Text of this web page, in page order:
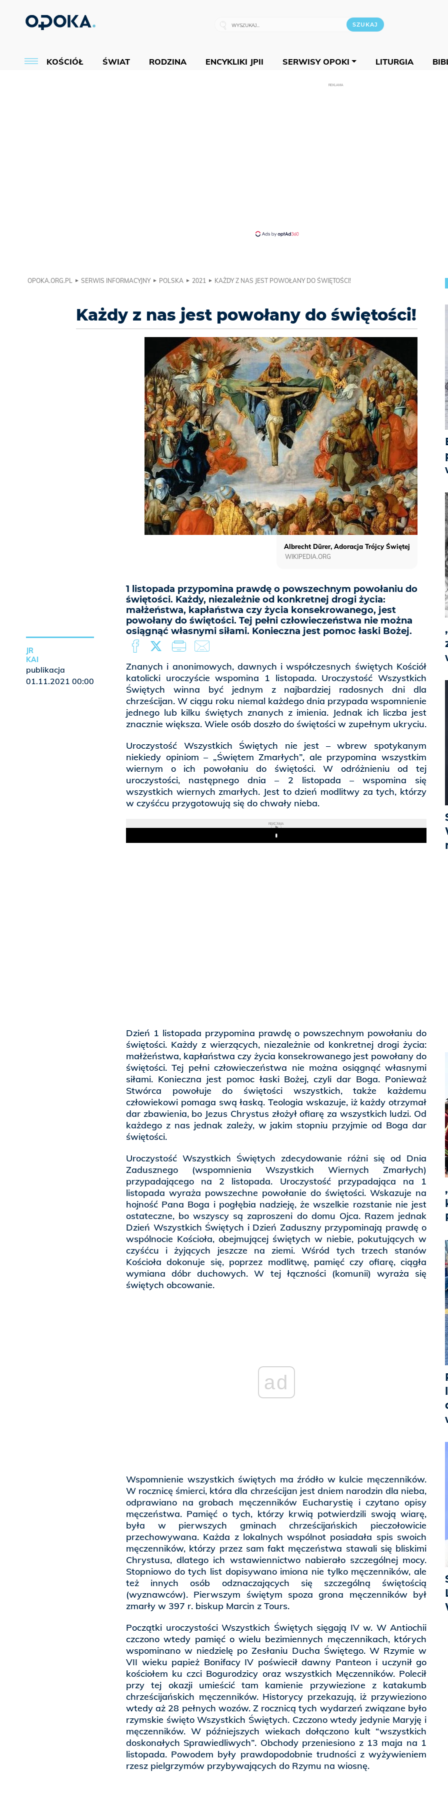
KOŚCIÓŁ ŚWIAT RODZINA ENCYKLIKI JPII SERWISY OPOKI LITURGIA
REKLAMA
OPOKA.ORG.PL SERWIS INFORMACYJNY POLSKA 2021 KAŻDY Z NAS JEST POWOŁANY DO ŚWIĘTOŚCI!
Każdy z nas jest powołany do świętości!
1 listopada przypomina prawdę o powszechnym powołaniu do
świętości. Każdy, niezależnie od konkretnej drogi życia:
małżeństwa, kapłaństwa czy życia konsekrowanego, jest
powołany do świętości. Tej pełni człowieczeństwa nie można
osiągnąć własnymi siłami. Konieczna jest pomoc łaski Bożej.
Albrecht Dürer, Adoracja Trójcy Świętej
WIKIPEDIA.ORG
Znanych i anonimowych, dawnych i współczesnych świętych Kościół
katolicki uroczyście wspomina 1 listopada. Uroczystość Wszystkich
Świętych winna być jednym z najbardziej radosnych dni dla
chrześcijan. W ciągu roku niemal każdego dnia przypada wspomnienie
jednego lub kilku świętych znanych z imienia. Jednak ich liczba jest
znacznie większa. Wiele osób doszło do świętości w zupełnym ukryciu.
Uroczystość Wszystkich Świętych nie jest – wbrew spotykanym
niekiedy opiniom – „Świętem Zmarłych”, ale przypomina wszystkim
wiernym o ich powołaniu do świętości. W odróżnieniu od tej
uroczystości, następnego dnia – 2 listopada – wspomina się
wszystkich wiernych zmarłych. Jest to dzień modlitwy za tych, którzy
w czyśćcu przygotowują się do chwały nieba.
REKLAMA
Play
Dzień 1 listopada przypomina prawdę o powszechnym powołaniu do
świętości. Każdy z wierzących, niezależnie od konkretnej drogi życia:
małżeństwa, kapłaństwa czy życia konsekrowanego jest powołany do
świętości. Tej pełni człowieczeństwa nie można osiągnąć własnymi
siłami. Konieczna jest pomoc łaski Bożej, czyli dar Boga. Ponieważ
Stwórca powołuje do świętości wszystkich, także każdemu
człowiekowi pomaga swą łaską. Teologia wskazuje, iż każdy otrzymał
dar zbawienia, bo Jezus Chrystus złożył ofiarę za wszystkich ludzi. Od
każdego z nas jednak zależy, w jakim stopniu przyjmie od Boga dar
świętości.
Uroczystość Wszystkich Świętych zdecydowanie różni się od Dnia
Zadusznego (wspomnienia Wszystkich Wiernych Zmarłych)
przypadającego na 2 listopada. Uroczystość przypadająca na 1
listopada wyraża powszechne powołanie do świętości. Wskazuje na
hojność Pana Boga i pogłębia nadzieję, że wszelkie rozstanie nie jest
ostateczne, bo wszyscy są zaproszeni do domu Ojca. Razem jednak
Dzień Wszystkich Świętych i Dzień Zaduszny przypominają prawdę o
wspólnocie Kościoła, obejmującej świętych w niebie, pokutujących w
czyśćcu i żyjących jeszcze na ziemi. Wśród tych trzech stanów
Kościoła dokonuje się, poprzez modlitwę, pamięć czy ofiarę, ciągła
wymiana dóbr duchowych. W tej łączności (komunii) wyraża się
świętych obcowanie.
ad
Wspomnienie wszystkich świętych ma źródło w kulcie męczenników.
W rocznicę śmierci, która dla chrześcijan jest dniem narodzin dla nieba,
odprawiano na grobach męczenników Eucharystię i czytano opisy
męczeństwa. Pamięć o tych, którzy krwią potwierdzili swoją wiarę,
była w pierwszych gminach chrześcijańskich pieczołowicie
przechowywana. Każda z lokalnych wspólnot posiadała spis swoich
męczenników, którzy przez sam fakt męczeństwa stawali się bliskimi
Chrystusa, dlatego ich wstawiennictwo nabierało szczególnej mocy.
Stopniowo do tych list dopisywano imiona nie tylko męczenników, ale
też innych osób odznaczających się szczególną świętością
(wyznawców). Pierwszym świętym spoza grona męczenników był
zmarły w 397 r. biskup Marcin z Tours.
Początki uroczystości Wszystkich Świętych sięgają IV w. W Antiochii
czczono wtedy pamięć o wielu bezimiennych męczennikach, których
wspominano w niedzielę po Zesłaniu Ducha Świętego. W Rzymie w
VII wieku papież Bonifacy IV poświecił dawny Panteon i uczynił go
kościołem ku czci Bogurodzicy oraz wszystkich Męczenników. Polecił
przy tej okazji umieścić tam kamienie przywiezione z katakumb
chrześcijańskich męczenników. Historycy przekazują, iż przywieziono
wtedy aż 28 pełnych wozów. Z rocznicą tych wydarzeń związane było
rzymskie święto Wszystkich Świętych. Czczono wtedy jedynie Maryję i
męczenników. W późniejszych wiekach dołączono kult “wszystkich
doskonałych Sprawiedliwych”. Obchody przeniesiono z 13 maja na 1
listopada. Powodem były prawdopodobnie trudności z wyżywieniem
rzesz pielgrzymów przybywających do Rzymu na wiosnę.
JR
KAI
publikacja
01.11.2021 00:00